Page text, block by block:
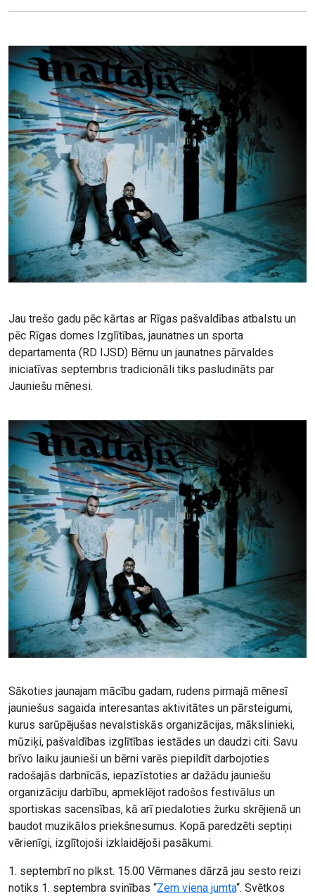
Jau trešo gadu pēc kārtas ar Rīgas pašvaldības atbalstu un
pēc Rīgas domes Izglītības, jaunatnes un sporta
departamenta (RD IJSD) Bērnu un jaunatnes pārvaldes
iniciatīvas septembris tradicionāli tiks pasludināts par
Jauniešu mēnesi.
Sākoties jaunajam mācību gadam, rudens pirmajā mēnesī
jauniešus sagaida interesantas aktivitātes un pārsteigumi,
kurus sarūpējušas nevalstiskās organizācijas, mākslinieki,
mūziķi, pašvaldības izglītības iestādes un daudzi citi. Savu
brīvo laiku jaunieši un bērni varēs piepildīt darbojoties
radošajās darbnīcās, iepazīstoties ar dažādu jauniešu
organizāciju darbību, apmeklējot radošos festivālus un
sportiskas sacensības, kā arī piedaloties žurku skrējienā un
baudot muzikālos priekšnesumus. Kopā paredzēti septiņi
vērienīgi, izglītojoši izklaidējoši pasākumi.
1. septembrī no plkst. 15.00 Vērmanes dārzā jau sesto reizi
notiks 1. septembra svinības “Zem viena jumta“. Svētkos